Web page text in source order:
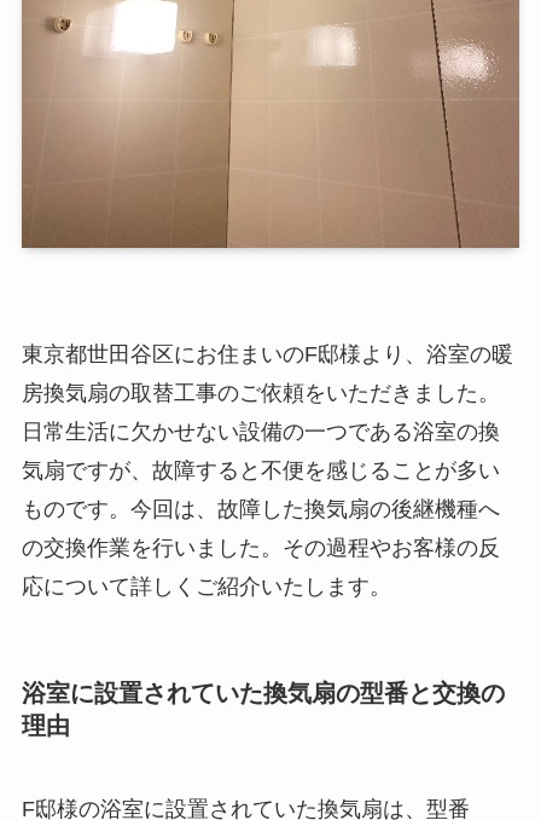
東京都世田谷区にお住まいのF邸様より、浴室の暖
房換気扇の取替工事のご依頼をいただきました。
日常生活に欠かせない設備の一つである浴室の換
気扇ですが、故障すると不便を感じることが多い
ものです。今回は、故障した換気扇の後継機種へ
の交換作業を行いました。その過程やお客様の反
応について詳しくご紹介いたします。
浴室に設置されていた換気扇の型番と交換の
理由
F邸様の浴室に設置されていた換気扇は、型番